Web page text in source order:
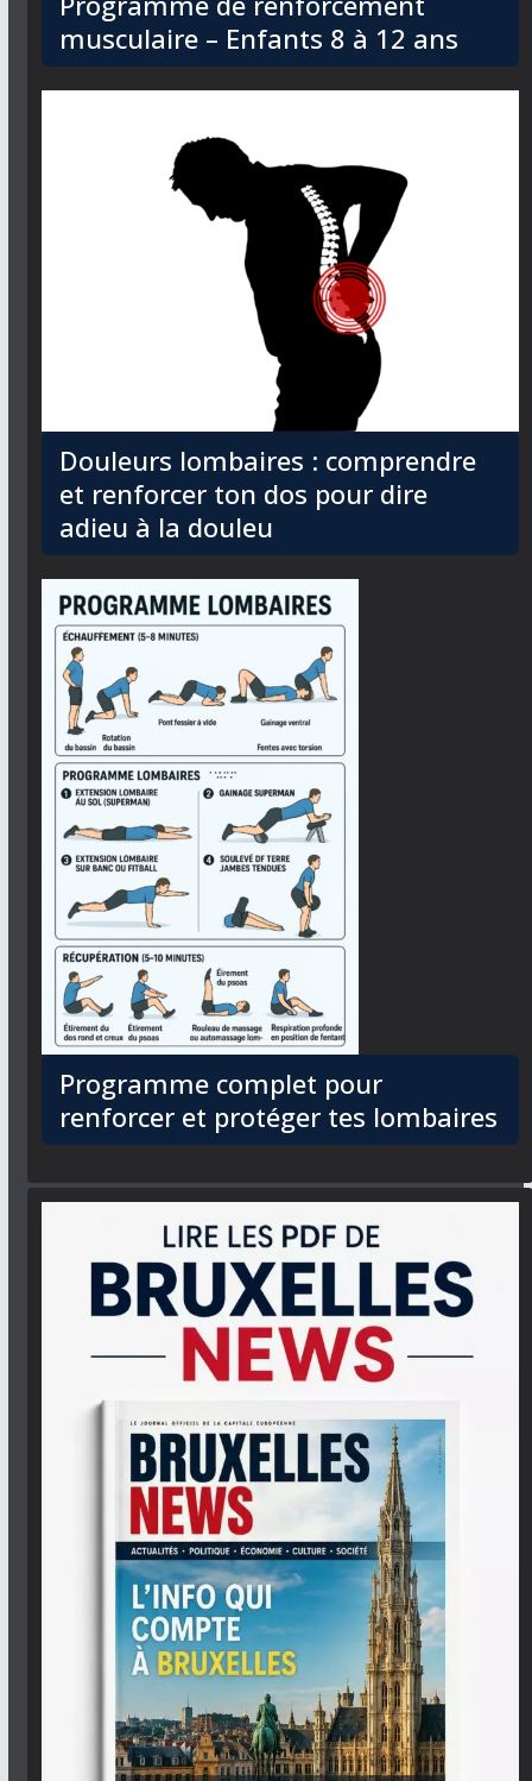
musculaire – Enfants 8 à 12 ans
Douleurs lombaires : comprendre
et renforcer ton dos pour dire
adieu à la douleu
Programme complet pour
renforcer et protéger tes lombaires